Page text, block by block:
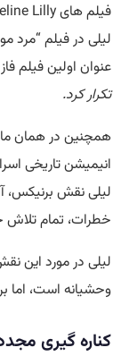
فیلم های Evangeline Lilly
عنوان اولین فیلم
تکرار کرد.
همچنین در همان
انیمیشن تاریخی
لیلی نقش برنیکس،
خطرات، تمام تلاش
لیلی در مورد این
وحشیانه است،
کناره گیری